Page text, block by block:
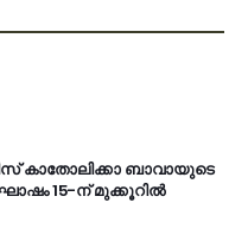
കാതോലിക്കാ ബാവായുടെ
15-ന് മുക്കൂറില്‍